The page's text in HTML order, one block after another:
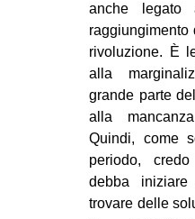
anche legato
raggiungimento
rivoluzione. È
alla
grande parte
alla
Quindi, come
periodo,
debba
trovare delle